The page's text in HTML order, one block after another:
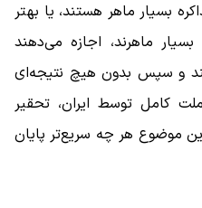
بسیار ماهر هستند، یا بهتر
ماهرند، اجازه می‌دهند
و سپس بدون هیچ نتیجه‌ای
کامل توسط ایران، تحقیر
موضوع هر چه سریع‌تر پایان